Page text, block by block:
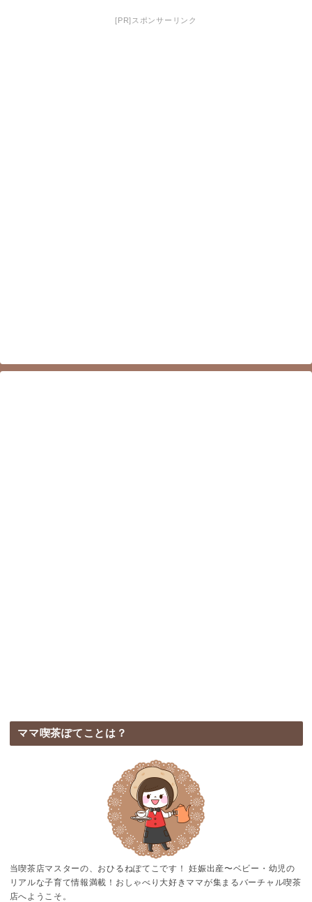
[PR]スポンサーリンク
ママ喫茶ぽてことは？
当喫茶店マスターの、おひるねぽてこです！ 妊娠出産〜ベビー・幼児の
リアルな子育て情報満載！おしゃべり大好きママが集まるバーチャル喫茶
店へようこそ。